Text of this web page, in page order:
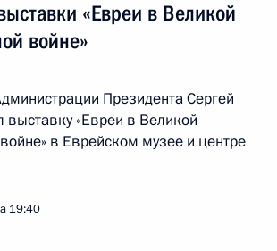
«Евреи в Великой
войне»
Президента Сергей
выставку «Евреи в Великой
в Еврейском музее и центре
19:40